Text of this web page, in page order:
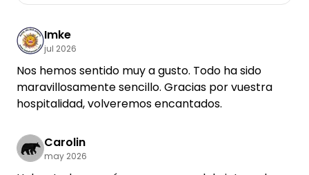
Imke
jul 2026
Nos hemos sentido muy a gusto. Todo ha sido
maravillosamente sencillo. Gracias por vuestra
hospitalidad, volveremos encantados.
Carolin
may 2026